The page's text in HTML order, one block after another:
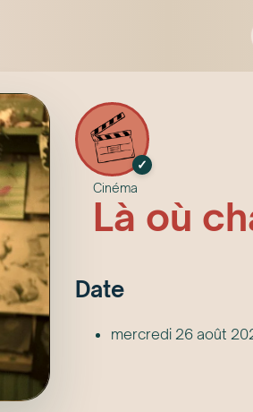
✓
Cinéma
Là où
Date
mercredi 26 août